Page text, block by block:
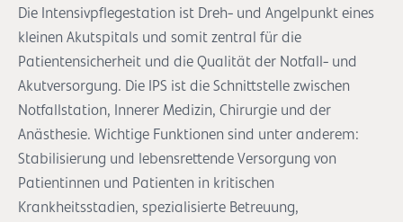
Die Intensivpflegestation ist Dreh- und Angelpunkt eines
kleinen Akutspitals und somit zentral für die
Patientensicherheit und die Qualität der Notfall- und
Akutversorgung. Die IPS ist die Schnittstelle zwischen
Notfallstation, Innerer Medizin, Chirurgie und der
Anästhesie. Wichtige Funktionen sind unter anderem:
Stabilisierung und lebensrettende Versorgung von
Patientinnen und Patienten in kritischen
Krankheitsstadien, spezialisierte Betreuung,